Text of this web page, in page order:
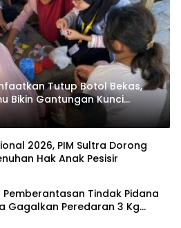
Tutup Botol Bekas,
Bikin Gantungan Kunci
2026, PIM Sultra Dorong
Hak Anak Pesisir
Tindak Pidana
Gagalkan Peredaran 3 Kg